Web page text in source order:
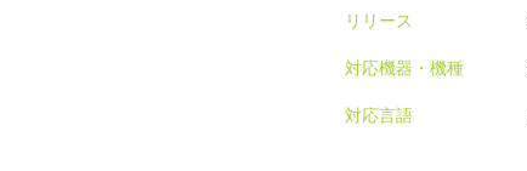
リリース
対応機器・機種
対応言語